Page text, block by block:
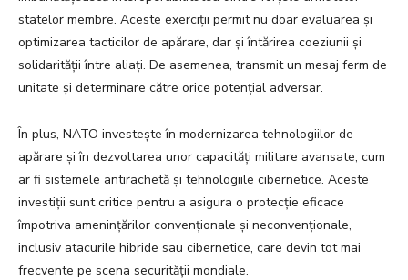
statelor membre. Aceste exerciții permit nu doar evaluarea și
optimizarea tacticilor de apărare, dar și întărirea coeziunii și
solidarității între aliați. De asemenea, transmit un mesaj ferm de
unitate și determinare către orice potențial adversar.
În plus, NATO investește în modernizarea tehnologiilor de
apărare și în dezvoltarea unor capacități militare avansate, cum
ar fi sistemele antirachetă și tehnologiile cibernetice. Aceste
investiții sunt critice pentru a asigura o protecție eficace
împotriva amenințărilor convenționale și neconvenționale,
inclusiv atacurile hibride sau cibernetice, care devin tot mai
frecvente pe scena securității mondiale.